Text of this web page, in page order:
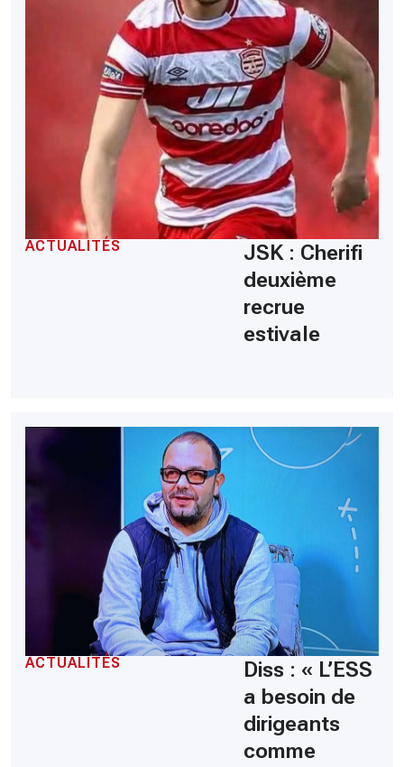
ACTUALITÉS
JSK : Cherifi
deuxième
recrue
estivale
ACTUALITÉS
Diss : « L’ESS
a besoin de
dirigeants
comme